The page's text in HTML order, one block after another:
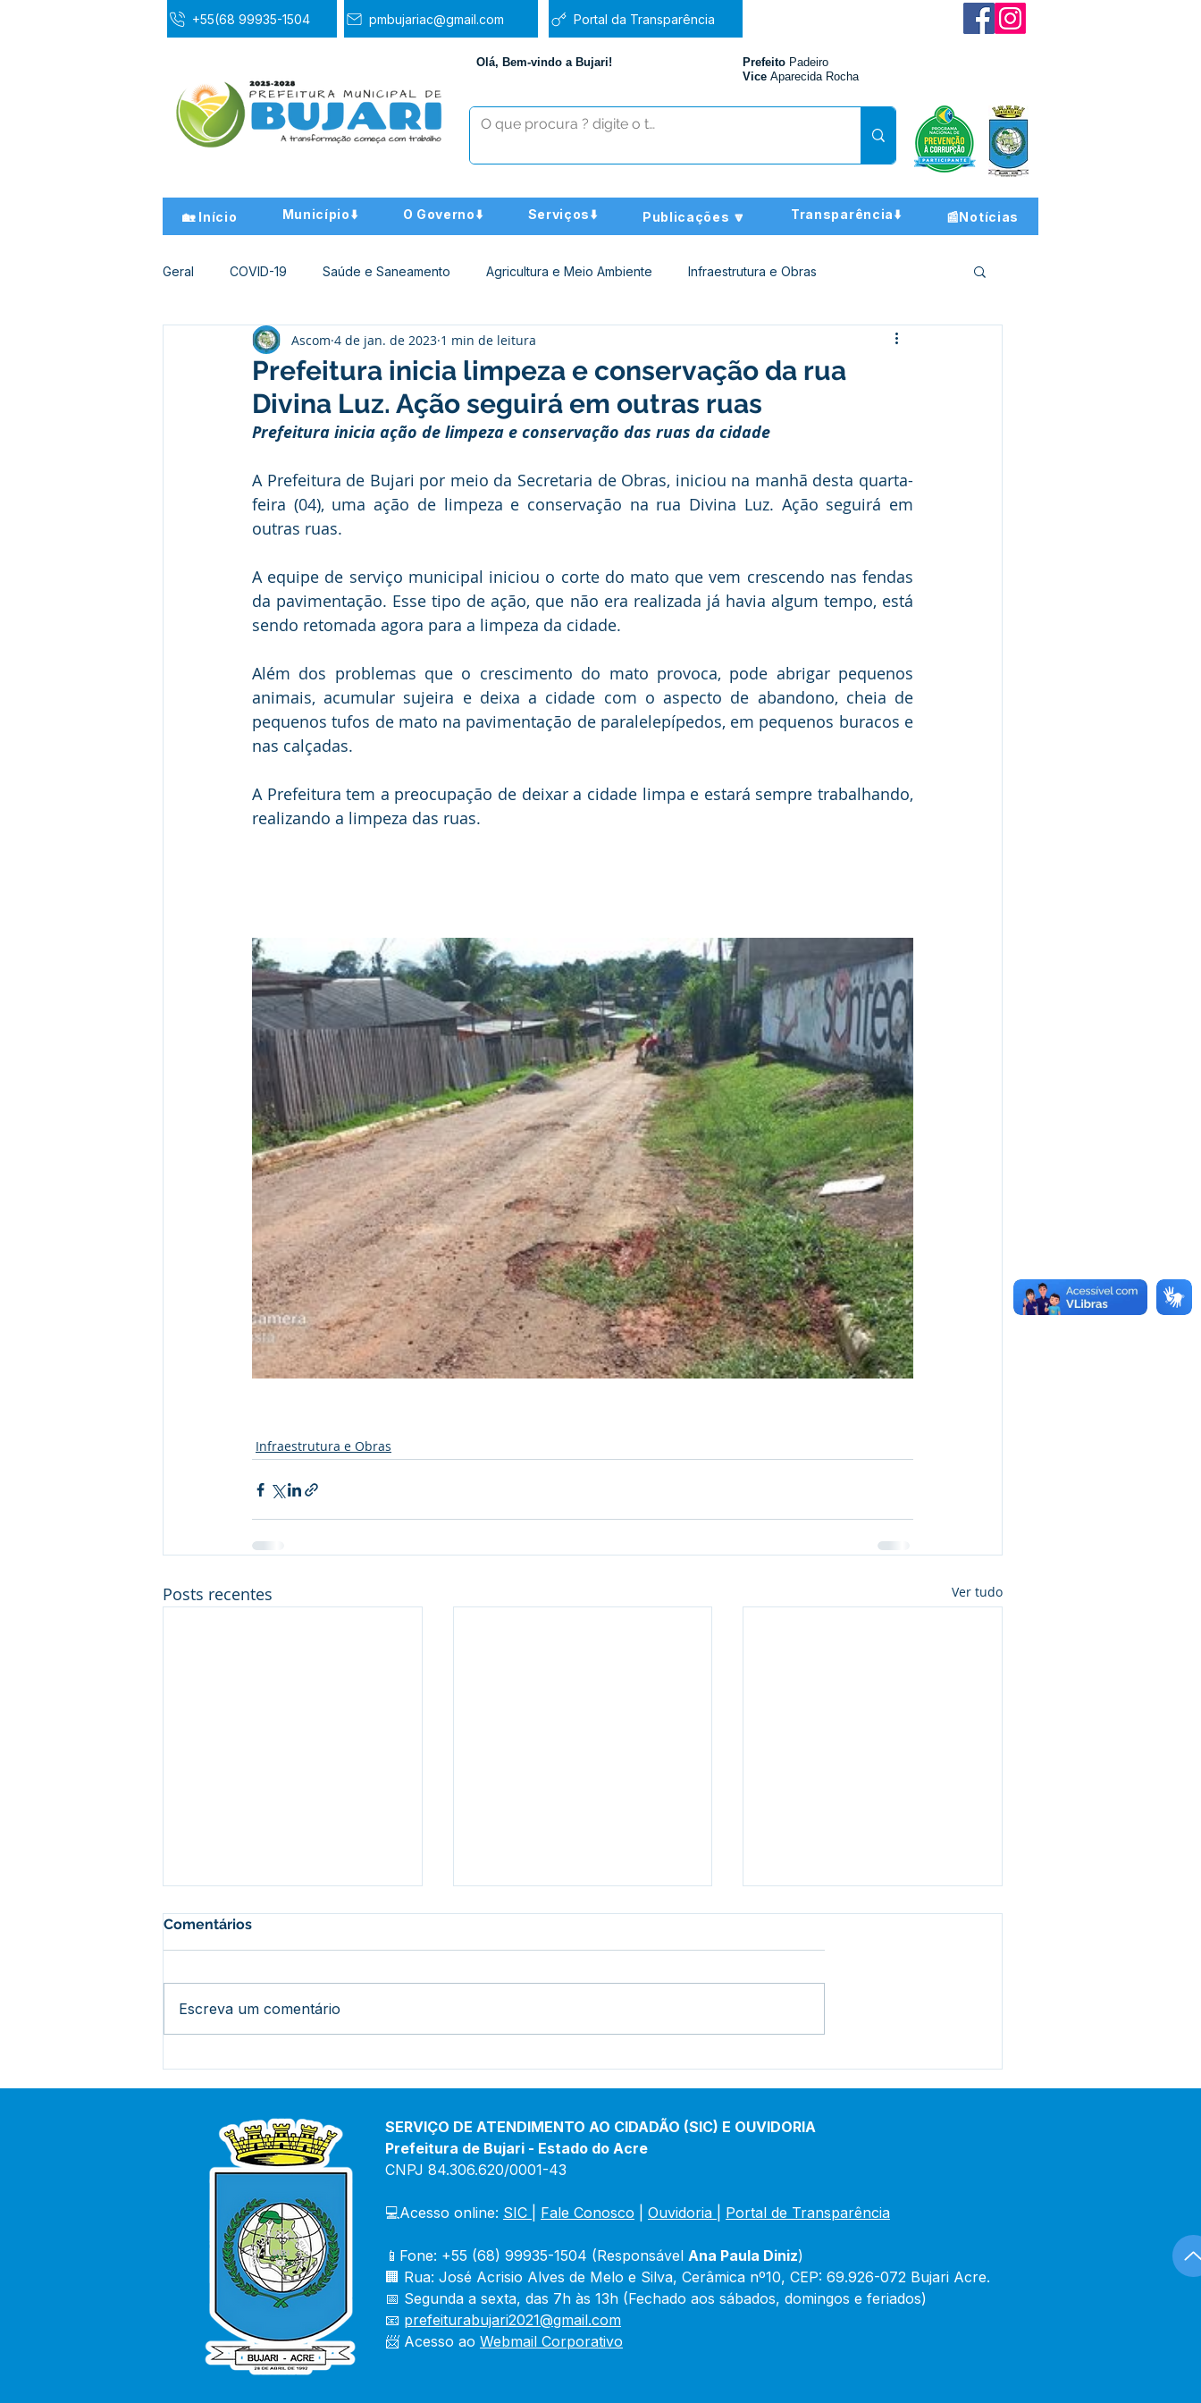
+55(68 99935-1504 pmbujariac@gmail.com Portal da Transparência
Olá, Bem-vindo a Bujari! Prefeito Padeiro
Vice Aparecida Rocha
🏡 Início Município⬇️ O Governo⬇️ Serviços⬇️ Publicações 🔽 Transparência⬇️ 📰Notícias
Geral COVID-19 Saúde e Saneamento Agricultura e Meio Ambiente Infraestrutura e Obras
Desporto Cultura e Lazer Educação Assistência Social
Institucional e Governo Campanhas Datas Comemorativas Vacinômetro Dengue
Convênios e Parcerias Comunicados e Avisos Emenda Parlamentar Comunidade Nota Pública
SEMULHER Empreendedorismo Cidadania Expo Bujari 2026
Prefeitura inicia limpeza e conservação da rua
Divina Luz. Ação seguirá em outras ruas
Ascom 4 de jan. de 2023 1 min de leitura
Prefeitura inicia ação de limpeza e conservação das ruas da cidade
A Prefeitura de Bujari por meio da Secretaria de Obras, iniciou na manhã desta quarta-
feira (04), uma ação de limpeza e conservação na rua Divina Luz. Ação seguirá em
outras ruas.
A equipe de serviço municipal iniciou o corte do mato que vem crescendo nas fendas
da pavimentação. Esse tipo de ação, que não era realizada já havia algum tempo, está
sendo retomada agora para a limpeza da cidade.
Além dos problemas que o crescimento do mato provoca, pode abrigar pequenos
animais, acumular sujeira e deixa a cidade com o aspecto de abandono, cheia de
pequenos tufos de mato na pavimentação de paralelepípedos, em pequenos buracos e
nas calçadas.
A Prefeitura tem a preocupação de deixar a cidade limpa e estará sempre trabalhando,
realizando a limpeza das ruas.
Infraestrutura e Obras
Posts recentes Ver tudo
apoio aos produtores rurais
Porfírio nesta quinta-feira
Comentários
Escreva um comentário
SERVIÇO DE ATENDIMENTO AO CIDADÃO (SIC) E OUVIDORIA
Prefeitura de Bujari - Estado do Acre
CNPJ 84.306.620/0001-43
💻Acesso online: SIC Fale Conosco Ouvidoria Portal de Transparência
📱Fone: +55 (68) 99935-1504 (Responsável Ana Paula Diniz)
🏢 Rua: José Acrisio Alves de Melo e Silva, Cerâmica nº10, CEP: 69.926-072 Bujari Acre.
📅 Segunda a sexta, das 7h às 13h (Fechado aos sábados, domingos e feriados)
📧 prefeiturabujari2021@gmail.com
📨 Acesso ao Webmail Corporativo